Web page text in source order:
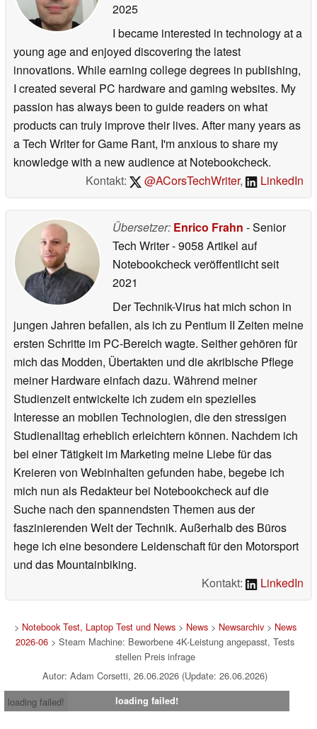
2025
I became interested in technology at a
young age and enjoyed discovering the latest
innovations. While earning college degrees in publishing,
I created several PC hardware and gaming websites. My
passion has always been to guide readers on what
products can truly improve their lives. After many years as
a Tech Writer for Game Rant, I'm anxious to share my
knowledge with a new audience at Notebookcheck.
Kontakt:
@ACorsTechWriter, LinkedIn
Übersetzer: Enrico Frahn - Senior
Tech Writer- 9058 Artikel auf
Notebookcheck veröffentlichtseit
2021
Der Technik-Virus hat mich schon in
jungen Jahren befallen, als ich zu Pentium II Zeiten meine
ersten Schritte im PC-Bereich wagte. Seither gehören für
mich das Modden, Übertakten und die akribische Pflege
meiner Hardware einfach dazu. Während meiner
Studienzeit entwickelte ich zudem ein spezielles
Interesse an mobilen Technologien, die den stressigen
Studienalltag erheblich erleichtern können. Nachdem ich
bei einer Tätigkeit im Marketing meine Liebe für das
Kreieren von Webinhalten gefunden habe, begebe ich
mich nun als Redakteur bei Notebookcheck auf die
Suche nach den spannendsten Themen aus der
faszinierenden Welt der Technik. Außerhalb des Büros
hege ich eine besondere Leidenschaft für den Motorsport
und das Mountainbiking.
Kontakt:
LinkedIn
> Notebook Test, Laptop Test und News> News> Newsarchiv> News
2026-06 > Steam Machine: Beworbene 4K-Leistung angepasst, Tests
stellen Preis infrage
Autor: Adam Corsetti, 26.06.2026 (Update: 26.06.2026)
loading failed!
loading failed!